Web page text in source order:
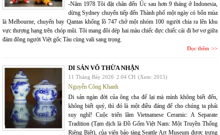
-Năm 1978 Tôi đặt chân đến Úc sau hơn 9 tháng ở Indonesia,
dừng Sydney chuyển tiếp đến Thành phố một ngày có bốn mùa
là Melbourne, chuyến bay Qantas khổng lồ 747 chở một nhóm 100 người chia ra lên khu
vực thượng hạng trên chóp mũi. Tôi mang đôi dép hai màu chiếc đực chiếc cái đi bơ vơ giữa
đám đông người Việt gốc Tàu cùng vali sang trọng.
Đọc thêm
DI SẢN VÔ THỪA NHẬN
11 Tháng Bảy 2026 2:04 CH (Xem: 2015)
Nguyễn Công Khanh
Di sản ngàn đời của ông cha để lại mà mình không biết đến,
không biết quý, thì đó là một điều đáng để cho chúng ta phải
suy nghĩ! Cuộc triển lãm Vietnamese Ceramic: A Separate
Tradition (Tạm dịch là Đồ Gốm Việt Nam: Một Truyền Thống
Riêng Biệt), của viện bảo tàng Seattle Art Museum được trưng